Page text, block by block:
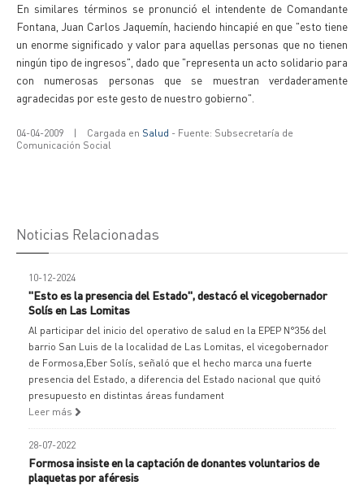
En similares términos se pronunció el intendente de Comandante
Fontana, Juan Carlos Jaquemín, haciendo hincapié en que "esto tiene
un enorme significado y valor para aquellas personas que no tienen
ningún tipo de ingresos", dado que "representa un acto solidario para
con numerosas personas que se muestran verdaderamente
agradecidas por este gesto de nuestro gobierno".
04-04-2009 | Cargada en Salud - Fuente: Subsecretaría de
Comunicación Social
Noticias Relacionadas
10-12-2024
"Esto es la presencia del Estado", destacó el vicegobernador
Solís en Las Lomitas
Al participar del inicio del operativo de salud en la EPEP N°356 del
barrio San Luis de la localidad de Las Lomitas, el vicegobernador
de Formosa,Eber Solís, señaló que el hecho marca una fuerte
presencia del Estado, a diferencia del Estado nacional que quitó
presupuesto en distintas áreas fundament
Leer más
28-07-2022
Formosa insiste en la captación de donantes voluntarios de
plaquetas por aféresis